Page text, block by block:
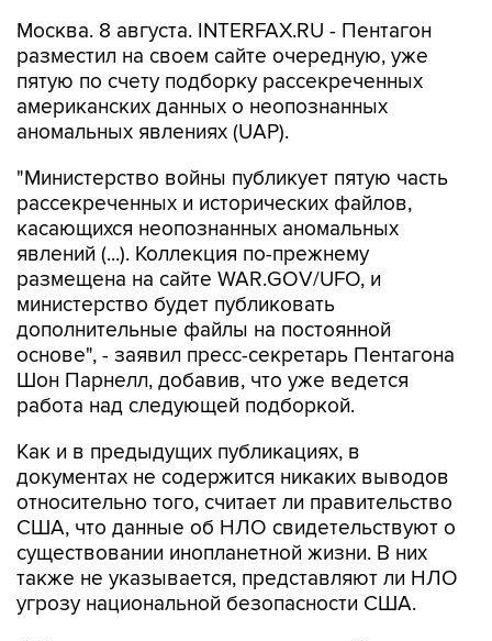
пятую по счету подборку рассекреченных
американских данных о неопознанных
аномальных явлениях (UAP).
"Министерство войны публикует пятую часть
касающихся неопознанных аномальных
явлений (...). Коллекция по-прежнему
размещена на сайте WAR.GOV/UFO, и
министерство будет публиковать
дополнительные файлы на постоянной
основе", - заявил пресс-секретарь Пентагона
Шон Парнелл, добавив, что уже ведется
работа над следующей подборкой.
Как и в предыдущих публикациях, в
относительно того, считает ли правительство
США, что данные об НЛО свидетельствуют о
существовании инопланетной жизни. В них
также не указывается, представляют ли НЛО
угрозу национальной безопасности США.
В Пентагоне подчеркивают, что публикация